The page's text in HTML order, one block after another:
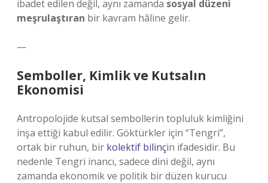
ibadet edilen değil, aynı zamanda sosyal düzeni
meşrulaştıran bir kavram hâline gelir.
—
Semboller, Kimlik ve Kutsalın
Ekonomisi
Antropolojide kutsal sembollerin topluluk kimliğini
inşa ettiği kabul edilir. Göktürkler için “Tengri”,
ortak bir ruhun, bir kolektif bilinçin ifadesidir. Bu
nedenle Tengri inancı, sadece dini değil, aynı
zamanda ekonomik ve politik bir düzen kurucu